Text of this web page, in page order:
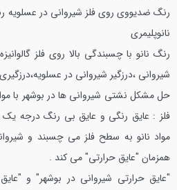
رنگ ضدیووی روی فلز شیروانی در عسلویه
نانوپلیمری
رنگ نانو با چسبندگی بالا روی فلز گالوانیزه
شیروانی ،درزگیر شیروانی در
حل مشکل نشتی شیروانی ها در بوشهر با
فلز : عایق رنگی و عایق بی رنگ درجه یک
همزمان "عایق حرارتی" می کند .
"عایق حرارتی شیروانی در بوشهر" و